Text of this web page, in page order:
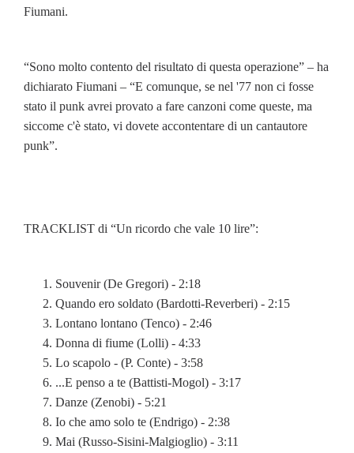
Fiumani.
“Sono molto contento del risultato di questa operazione” – ha
dichiarato Fiumani – “E comunque, se nel '77 non ci fosse
stato il punk avrei provato a fare canzoni come queste, ma
siccome c'è stato, vi dovete accontentare di un cantautore
punk”.
TRACKLIST di “Un ricordo che vale 10 lire”:
Souvenir (De Gregori) - 2:18
Quando ero soldato (Bardotti-Reverberi) - 2:15
Lontano lontano (Tenco) - 2:46
Donna di fiume (Lolli) - 4:33
Lo scapolo - (P. Conte) - 3:58
...E penso a te (Battisti-Mogol) - 3:17
Danze (Zenobi) - 5:21
Io che amo solo te (Endrigo) - 2:38
Mai (Russo-Sisini-Malgioglio) - 3:11